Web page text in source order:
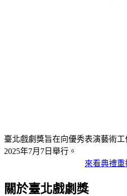
臺北戲劇獎旨在向優秀表演藝術
2025年7月7日舉行。
來看典禮重
:::
關於臺北戲劇獎